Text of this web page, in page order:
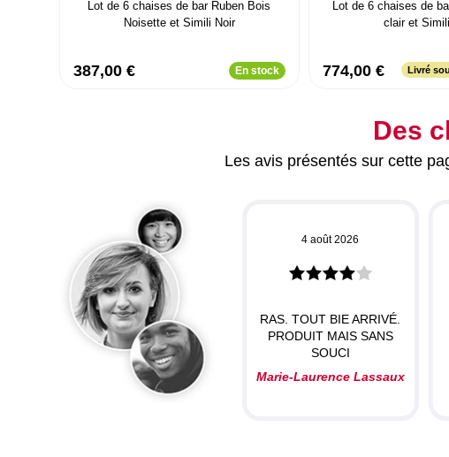
Lot de 6 chaises de bar Ruben Bois
Noisette et Simili Noir
387,00 € En stock
Lot de 6 chaises de
clair et
774,00 € Livré
Des
Les avis présentés sur cette
4 août 2026
RAS. TOUT BIE ARRIVÉ.
PRODUIT MAIS SANS
SOUCI
Marie-Laurence Lassaux